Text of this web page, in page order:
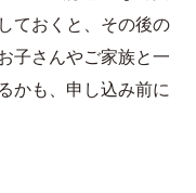
ておくと、その後の
子さんやご家族と一
かも、申し込み前に